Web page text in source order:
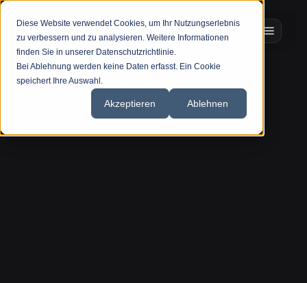
Diese Website verwendet Cookies, um Ihr Nutzungserlebnis
zu verbessern und zu analysieren. Weitere Informationen
finden Sie in unserer Datenschutzrichtlinie.
Bei Ablehnung werden keine Daten erfasst. Ein Cookie
speichert Ihre Auswahl.
Akzeptieren Ablehnen